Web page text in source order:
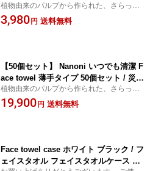
グッズ 災害時 防災グッズ 防災用品 災
害対策 フェイスタオル 使い捨て クレン
植物由来のパルプから作られた、さらっと
なめらかな肌触りの使い捨てタオル！ ご使
用状況に合わせた取り出し方2WAY仕様！
3,980 円 送料無料
【50個セット】 Nanoni いつでも清潔 F
ace towel 薄手タイプ 50個セット / 災害
グッズ 災害時 防災グッズ 防災用品 災
害対策 フェイスタオル 使い捨て クレン
植物由来のパルプから作られた、さらっと
なめらかな肌触りの使い捨てタオル！ ご使
用状況に合わせた取り出し方2WAY仕様！
19,900 円 送料無料
Face towel case ホワイト ブラック / フ
ェイスタオル フェイスタオルケース シ